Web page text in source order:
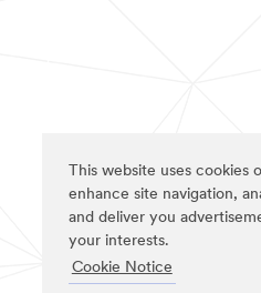
This website uses cookies
enhance site navigation,
and deliver you
your interests.
Cookie Notice